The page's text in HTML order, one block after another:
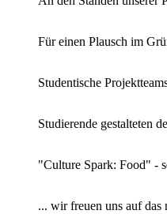
Für einen Plausch im
Studentische
Studierende gestalteten
"Culture Spark: Food" -
... wir freuen uns auf das